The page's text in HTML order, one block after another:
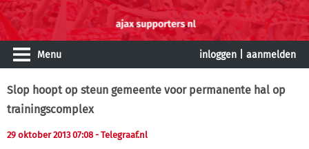
Menu inloggen aanmelden
Slop hoopt op steun gemeente voor permanente hal op
trainingscomplex
29 oktober 2013 07:08 - Telegraaf.nl